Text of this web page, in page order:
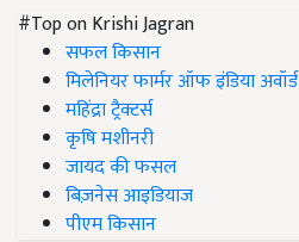
#Top on Krishi Jagran
सफल किसान
मिलेनियर फार्मर ऑफ इंडिया अवॉर्ड
महिंद्रा ट्रैक्टर्स
कृषि मशीनरी
जायद की फसल
बिज़नेस आइडियाज
पीएम किसान